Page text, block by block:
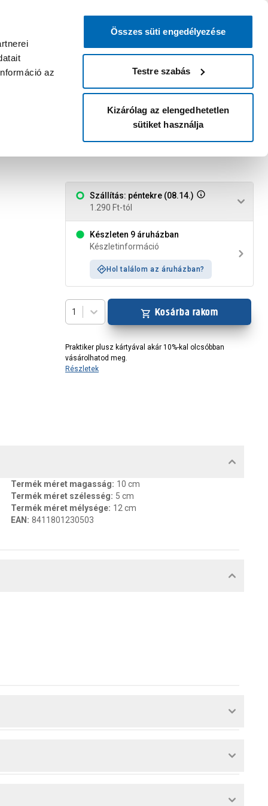
az
Összes süti engedélyezése
Testre szabás
Kizárólag az elengedhetetlen
sütiket használja
bejelentkezni?
Belépés Listáim
Áruházak és szolgáltatások
Szállítás: péntekre (08.14.)
1.290 Ft-tól
Készleten 9 áruházban
Készletinformáció
Hol találom az áruházban?
1 Kosárba rakom
Praktiker plusz kártyával akár 10%-kal olcsóbban
vásárolhatod meg.
Részletek
Termék méret magasság: 10 cm
Termék méret szélesség: 5 cm
Termék méret mélysége: 12 cm
EAN : 8411801230503